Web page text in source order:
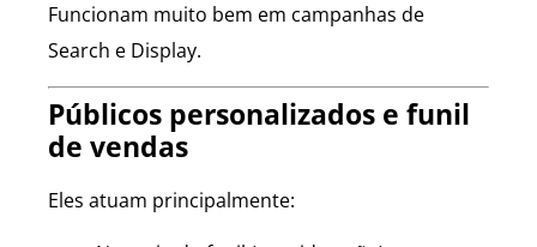
Funcionam muito bem em campanhas de
Search e Display.
Públicos personalizados e funil
de vendas
Eles atuam principalmente: